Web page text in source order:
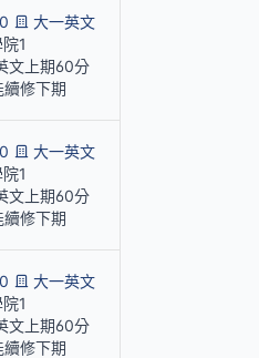
大一英文
1
文上期60分
修下期
大一英文
1
文上期60分
修下期
大一英文
1
文上期60分
修下期